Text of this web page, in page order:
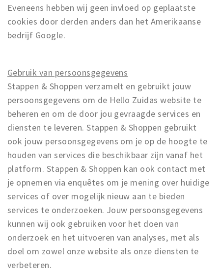
Eveneens hebben wij geen invloed op geplaatste
cookies door derden anders dan het Amerikaanse
bedrijf Google.
Gebruik van persoonsgegevens
Stappen & Shoppen verzamelt en gebruikt jouw
persoonsgegevens om de Hello Zuidas website te
beheren en om de door jou gevraagde services en
diensten te leveren. Stappen & Shoppen gebruikt
ook jouw persoonsgegevens om je op de hoogte te
houden van services die beschikbaar zijn vanaf het
platform. Stappen & Shoppen kan ook contact met
je opnemen via enquêtes om je mening over huidige
services of over mogelijk nieuw aan te bieden
services te onderzoeken. Jouw persoonsgegevens
kunnen wij ook gebruiken voor het doen van
onderzoek en het uitvoeren van analyses, met als
doel om zowel onze website als onze diensten te
verbeteren.